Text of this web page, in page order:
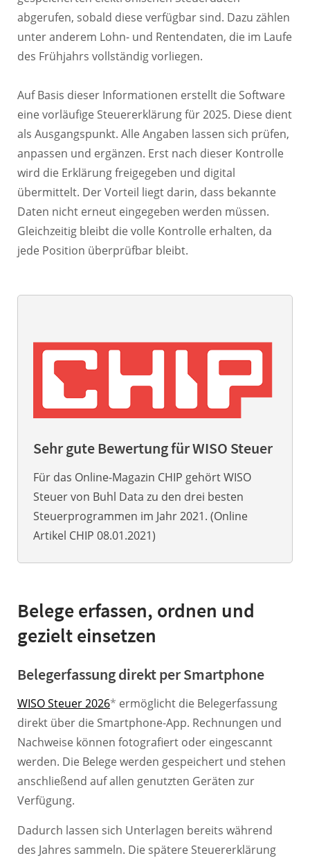
abgerufen, sobald diese verfügbar sind. Dazu zählen
unter anderem Lohn- und Rentendaten, die im Laufe
des Frühjahrs vollständig vorliegen.
Auf Basis dieser Informationen erstellt die Software
eine vorläufige Steuererklärung für 2025. Diese dient
als Ausgangspunkt. Alle Angaben lassen sich prüfen,
anpassen und ergänzen. Erst nach dieser Kontrolle
wird die Erklärung freigegeben und digital
übermittelt. Der Vorteil liegt darin, dass bekannte
Daten nicht erneut eingegeben werden müssen.
Gleichzeitig bleibt die volle Kontrolle erhalten, da
jede Position überprüfbar bleibt.
Sehr gute Bewertung für WISO Steuer
Für das Online-Magazin CHIP gehört WISO
Steuer von Buhl Data zu den drei besten
Steuerprogrammen im Jahr 2021. (Online
Artikel CHIP 08.01.2021)
Belege erfassen, ordnen und
gezielt einsetzen
Belegerfassung direkt per Smartphone
WISO Steuer 2026* ermöglicht die Belegerfassung
direkt über die Smartphone-App. Rechnungen und
Nachweise können fotografiert oder eingescannt
werden. Die Belege werden gespeichert und stehen
anschließend auf allen genutzten Geräten zur
Verfügung.
Dadurch lassen sich Unterlagen bereits während
des Jahres sammeln. Die spätere Steuererklärung